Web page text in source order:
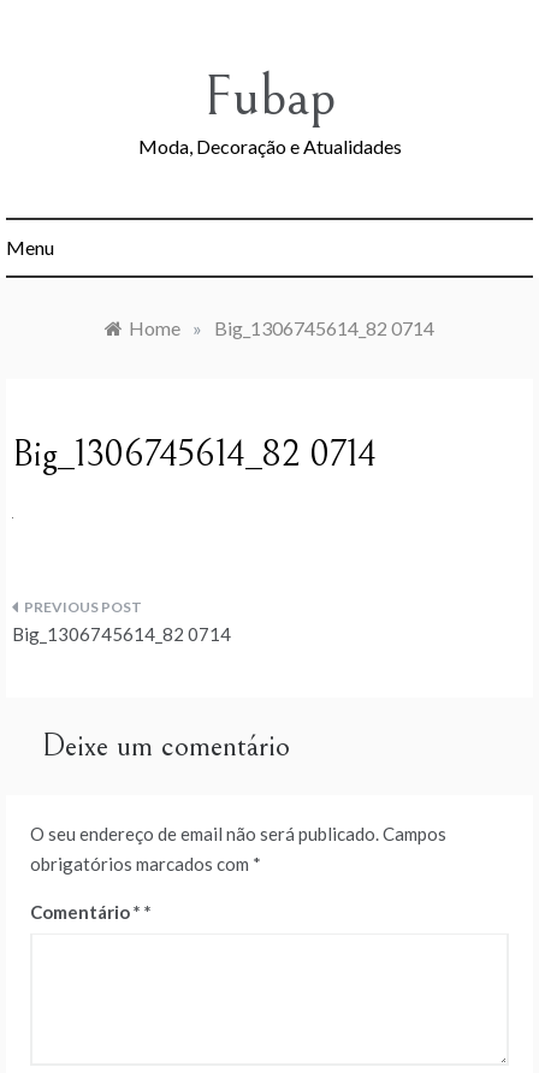
Fubap
Moda, Decoração e Atualidades
Menu
Home » Big_1306745614_82 0714
Big_1306745614_82 0714
Navegação
artigos
Big_1306745614_82 0714
Deixe um comentário
O seu endereço de email não será publicado.Campos
obrigatórios marcados com *
Comentário*